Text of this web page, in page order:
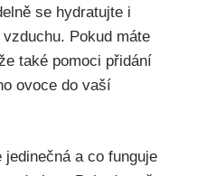
se hydratujte i
Pokud máte
také pomoci ⁣přidání
ovoce do vaší
jedinečná a co funguje